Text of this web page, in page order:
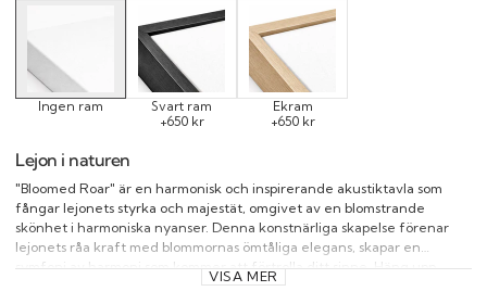
UNAVAILABLE
Ingen ram
Svart ram
+650 kr
Ekram
+650 kr
Lejon i naturen
"Bloomed Roar" är en harmonisk och inspirerande akustiktavla som
fångar lejonets styrka och majestät, omgivet av en blomstrande
skönhet i harmoniska nyanser. Denna konstnärliga skapelse förenar
lejonets råa kraft med blommornas ömtåliga elegans, skapar en
symfoni av harmoni som kommer att förtrolla ditt sinne. Häng upp
detta konstverk och låt dig inspireras av den kraftfulla balansen
VISA MER